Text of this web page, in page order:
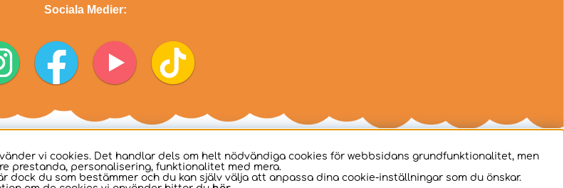
Sociala Medier:
vi cookies. Det handlar dels om helt nödvändiga cookies för webbsidans grundfunktionalitet, men
prestanda, personalisering, funktionalitet med mera.
du som bestämmer och du kan själv välja att anpassa dina cookie-inställningar som du önskar.